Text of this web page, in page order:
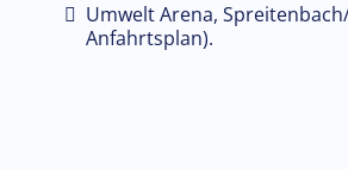
Umwelt Arena,
Anfahrtsplan).